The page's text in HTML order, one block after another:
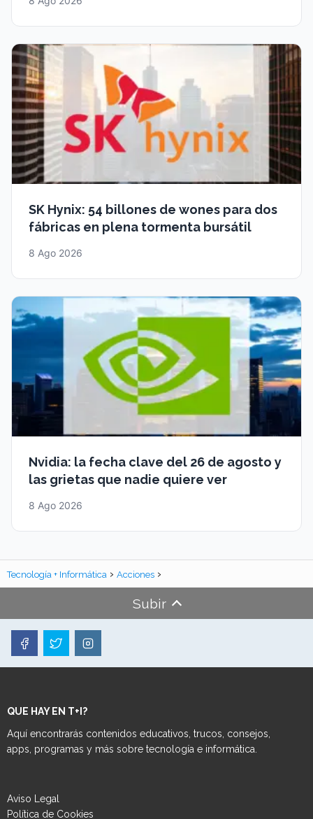
SK Hynix: 54 billones de wones para dos
fábricas en plena tormenta bursátil
8 Ago 2026
Nvidia: la fecha clave del 26 de agosto y
las grietas que nadie quiere ver
8 Ago 2026
Tecnología + Informática Acciones
Subir
QUE HAY EN T+I?
Aquí encontrarás contenidos educativos, trucos, consejos,
apps, programas y más sobre tecnología e informática.
Aviso Legal
Política de Cookies